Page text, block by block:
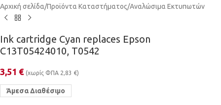
Αρχική σελίδα/Προϊόντα Καταστήματος/Αναλώσιμα Εκτυπωτών
Ink cartridge Cyan replaces Epson
C13T05424010, T0542
3,51 € (χωρίς ΦΠΑ 2,83 €)
Άμεσα Διαθέσιμο